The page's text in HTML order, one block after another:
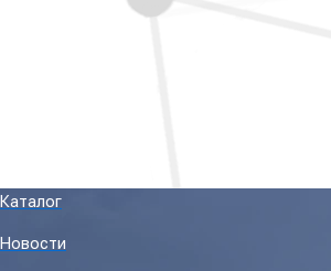
Каталог
Новости